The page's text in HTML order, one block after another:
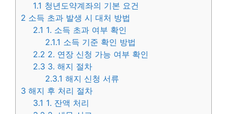
1.1 청년도약계좌의 기본 요건
2 소득 초과 발생 시 대처 방법
2.1 1. 소득 초과 여부 확인
2.1.1 소득 기준 확인 방법
2.2 2. 연장 신청 가능 여부 확인
2.3 3. 해지 절차
2.3.1 해지 신청 서류
3 해지 후 처리 절차
3.1 1. 잔액 처리